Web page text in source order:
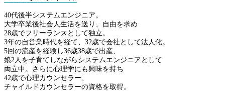
40代後半システムエンジニア。
大学卒業後社会人生活を送り、自由を求め
28歳でフリーランスとして独立。
3年の自営業時代を経て、32歳で会社として法人化。
5回の流産を経験し36歳38歳で出産、
娘2人を子育てしながらシステムエンジニアとして
両立中。さらに心理学にも興味を持ち
42歳で心理カウンセラー、
チャイルドカウンセラーの資格を取得。